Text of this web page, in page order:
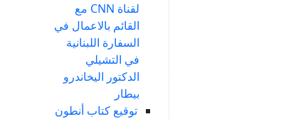
لقناة CNN مع
القائم بالاعمال في
السفارة اللبنانية
في التشيلي
الدكتور اليخاندرو
بيطار
توقيع كتاب أنطون